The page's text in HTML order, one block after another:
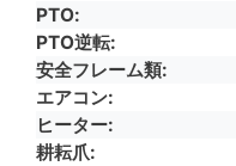
PTO
PTO逆転
安全フレーム類
エアコン
ヒーター
耕耘爪